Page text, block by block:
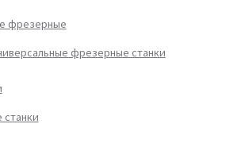
фрезерные
фрезерные станки